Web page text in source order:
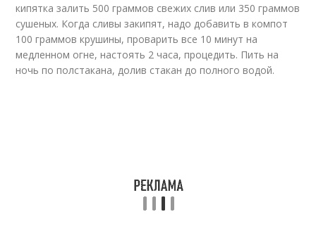
кипятка залить 500 граммов свежих слив или 350 граммов
сушеных. Когда сливы закипят, надо добавить в компот
100 граммов крушины, проварить все 10 минут на
медленном огне, настоять 2 часа, процедить. Пить на
ночь по полстакана, долив стакан до полного водой.